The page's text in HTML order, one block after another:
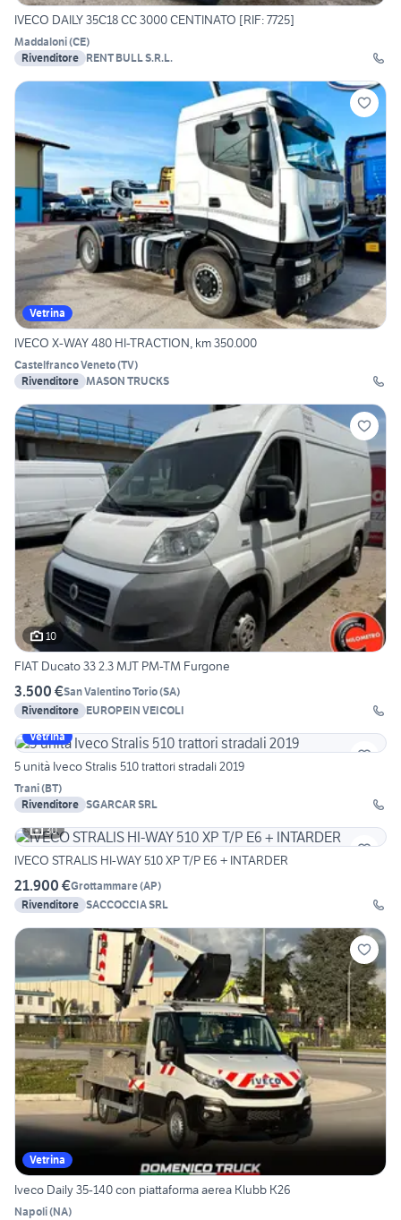
IVECO DAILY 35C18 CC 3000 CENTINATO [RIF: 7725]
Maddaloni(CE)
Rivenditore RENT BULL S.R.L.
Vetrina
IVECO X-WAY 480 HI-TRACTION, km 350.000
Castelfranco Veneto(TV)
Rivenditore MASON TRUCKS
10
FIAT Ducato 33 2.3 MJT PM-TM Furgone
3.500 €San Valentino Torio(SA)
Rivenditore EUROPEIN VEICOLI
Vetrina
5 unità Iveco Stralis 510 trattori stradali 2019
Trani(BT)
Rivenditore SGARCAR SRL
30
IVECO STRALIS HI-WAY 510 XP T/P E6 + INTARDER
21.900 €Grottammare(AP)
Rivenditore SACCOCCIA SRL
Vetrina
Iveco Daily 35-140 con piattaforma aerea Klubb K26
Napoli(NA)